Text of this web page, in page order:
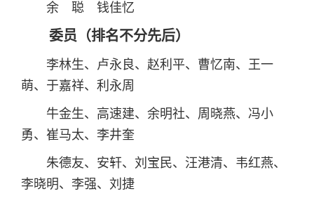
余 聪 钱佳忆
委员（排名不分先后）
李林生、卢永良、赵利平、曹忆南、王一
萌、于嘉祥、利永周
牛金生、高速建、余明社、周晓燕、冯小
勇、崔马太、李井奎
朱德友、安轩、刘宝民、汪港清、韦红燕、
李晓明、李强、刘捷